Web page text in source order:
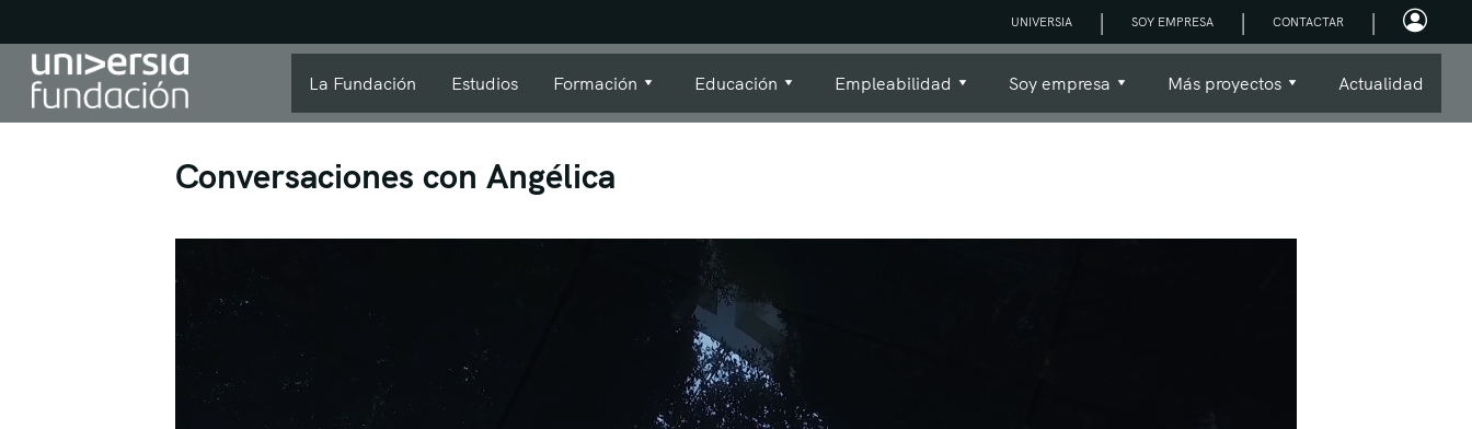
UNIVERSIA | SOY EMPRESA | CONTACTAR |
La Fundación Estudios Formación Educación Empleabilidad Soy empresa Más proyectos Actualidad
Conversaciones con Angélica